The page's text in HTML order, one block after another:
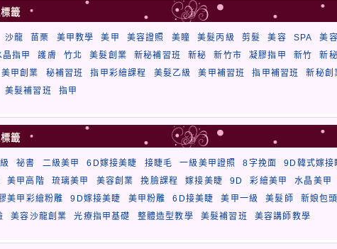
籤
沙龍 苗栗 美甲教學 美甲 美容證照 美瞳 美髮丙級 剪髮 美容 SPA
美
晶指甲 護膚 竹北 美髮創業 新秘補習班 新秘 新竹市 凝膠指甲 新竹
新
美甲創業 秘補習班 指甲彩繪課程 美髮乙級 美甲補習班 指甲補習班
新秘創
美髮補習班 指甲
籤
祕書 二級美甲 6D嫁接美睫 接睫毛 一級美甲證照 8字挽面
9D韓式嫁接
美甲高階 琉璃美甲 美容創業 挽臉課程 嫁接美睫 9D 彩繪美甲
水晶美甲
美甲彩繪粉雕 9D嫁接美睫 美甲粉雕 6D接美睫 美甲一級 美髮師
新娘包
美容沙龍創業 光療指甲基礎 整體造型教學 美髮補習班 美容講師教學